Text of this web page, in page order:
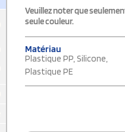
Veuillez noter que
seule couleur.
Matériau
Plastique PP, Silicone,
Plastique PE